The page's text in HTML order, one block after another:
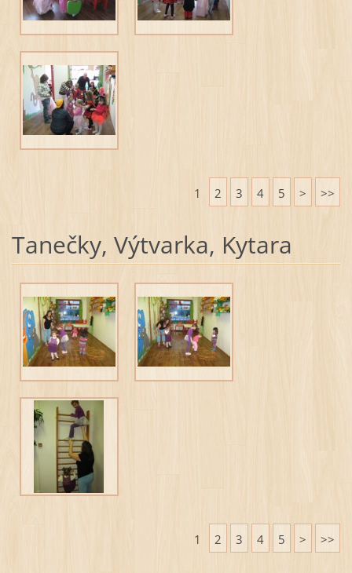
1 2 3 4 5 > >>
Tanečky, Výtvarka, Kytara
1 2 3 4 5 > >>